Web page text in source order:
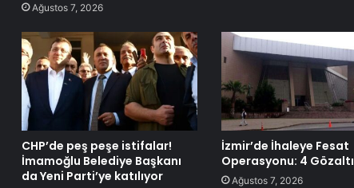
Ağustos 7, 2026
CHP’de peş peşe istifalar!
İmamoğlu Belediye Başkanı
da Yeni Parti’ye katılıyor
İzmir’de İhaleye Fesat
Operasyonu: 4 Gözaltı
Ağustos 7, 2026